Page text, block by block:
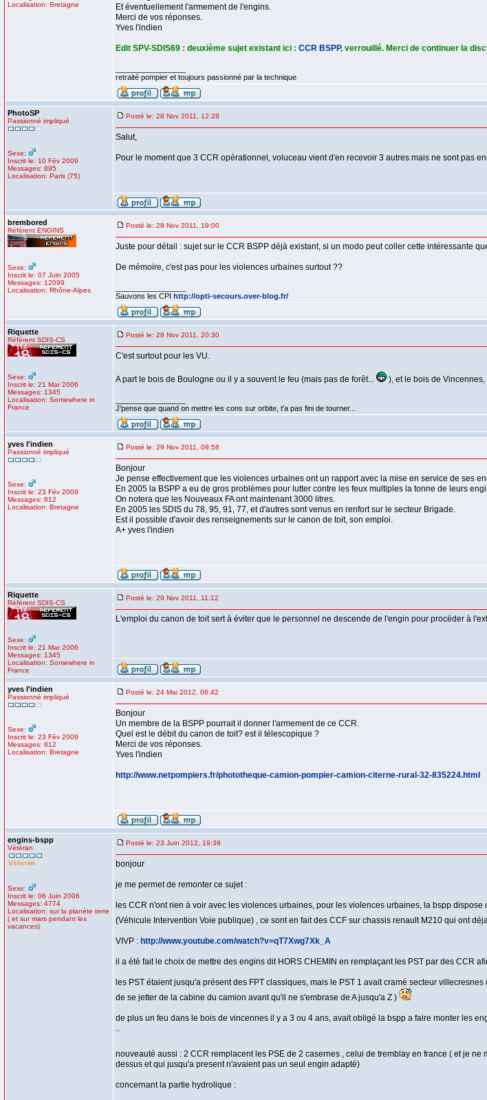
Localisation: Bretagne
Et éventuellement l'armement de l'engins.
Merci de vos réponses.
Yves l'indien
Edit SPV-SDIS69 : deuxième sujet existant ici : CCR BSPP, verrouillé. Merci de continuer la
retraité pompier et toujours passionné par la technique
PhotoSP
Passionné impliqué
Sexe:
Inscrit le: 10 Fév 2009
Messages: 895
Localisation: Paris (75)
Posté le: 28 Nov 2011, 12:28
Salut,
Pour le moment que 3 CCR opérationnel, voluceau vient d'en recevoir 3 autres mais ne sont pas
brembored
Référent ENGINS
Sexe:
Inscrit le: 07 Juin 2005
Messages: 12099
Localisation: Rhône-Alpes
Posté le: 28 Nov 2011, 19:00
Juste pour détail : sujet sur le CCR BSPP déjà existant, si un modo peut coller cette intéressante
De mémoire, c'est pas pour les violences urbaines surtout ??
Sauvons les CPI http://opti-secours.over-blog.fr/
Riquette
Référent SDIS-CS
Sexe:
Inscrit le: 21 Mar 2006
Messages: 1345
Localisation: Somewhere in
France
Posté le: 28 Nov 2011, 20:30
C'est surtout pour les VU.
A part le bois de Boulogne ou il y a souvent le feu (mais pas de forêt... ), et le bois de
J'pense que quand on mettre les cons sur orbite, t'a pas fini de tourner...
yves l'indien
Passionné impliqué
Sexe:
Inscrit le: 23 Fév 2009
Messages: 812
Localisation: Bretagne
Posté le: 29 Nov 2011, 09:58
Bonjour
Je pense effectivement que les violences urbaines ont un rapport avec la mise en service de ses
En 2005 la BSPP a eu de gros problèmes pour lutter contre les feux multiples la tonne de leurs
On notera que les Nouveaux FA ont maintenant 3000 litres.
En 2005 les SDIS du 78, 95, 91, 77, et d'autres sont venus en renfort sur le secteur Brigade.
Est il possible d'avoir des renseignements sur le canon de toit, son emploi.
A+ yves l'indien
Riquette
Référent SDIS-CS
Sexe:
Inscrit le: 21 Mar 2006
Messages: 1345
Localisation: Somewhere in
France
Posté le: 29 Nov 2011, 11:12
L'emploi du canon de toit sert à éviter que le personnel ne descende de l'engin pour procéder à
yves l'indien
Passionné impliqué
Sexe:
Inscrit le: 23 Fév 2009
Messages: 812
Localisation: Bretagne
Posté le: 24 Mai 2012, 06:42
Bonjour
Un membre de la BSPP pourrait il donner l'armement de ce CCR.
Quel est le débit du canon de toit? est il télescopique ?
Merci de vos réponses.
Yves l'indien
http://www.netpompiers.fr/phototheque-camion-pompier-camion-citerne-rural-32-835224.html
engins-bspp
Vétéran
Sexe:
Inscrit le: 06 Juin 2006
Messages: 4774
Localisation: sur la planète terre
( et sur mars pendant les
vacances)
Posté le: 23 Juin 2012, 19:39
bonjour
je me permet de remonter ce sujet :
les CCR n'ont rien à voir avec les violences urbaines, pour les violences urbaines, la bspp dispose
(Véhicule Intervention Voie publique) , ce sont en fait des CCF sur chassis renault M210 qui ont
VIVP : http://www.youtube.com/watch?v=qT7Xwg7Xk_A
il a été fait le choix de mettre des engins dit HORS CHEMIN en remplaçant les PST par des CCR
les PST étaient jusqu'a présent des FPT classiques, mais le PST 1 avait cramé secteur
de se jetter de la cabine du camion avant qu'il ne s'embrase de A jusqu'a Z )
de plus un feu dans le bois de vincennes il y a 3 ou 4 ans, avait obligé la bspp a faire monter les
..
nouveauté aussi : 2 CCR remplacent les PSE de 2 casernes , celui de tremblay en france ( et je ne
dessus et qui jusqu'a present n'avaient pas un seul engin adapté)
concernant la partie hydrolique :